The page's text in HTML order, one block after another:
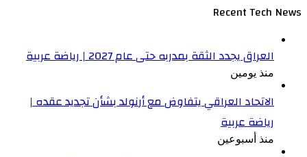
Recent Tech News
العراق يجدد الثقة بمدربه حتى عام 2027 | رياضة عربية
منذ يومين
الاتحاد العراقي يتفاوض مع أرنولد بشأن تجديد عقده |
رياضة عربية
منذ أسبوعين